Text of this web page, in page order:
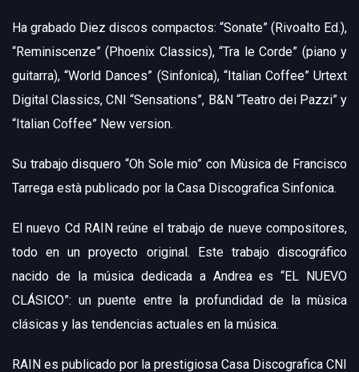
Ha grabado Diez discos compactos: “Sonate” (Rivoalto Ed.),
“Reminiscenze” (Phoenix Classics), “Tra le Corde” (piano y
guitarra), “World Dances” (Sinfonica), “Italian Coffee” Urtext
Digital Classics, CNI “Sensations”, B&N “Teatro dei Pazzi” y
“Italian Coffee” New version.
Su trabajo disquero “Oh Sole mio” con Mùsica de Francisco
Tarrega està publicado por la Casa Discografica Sinfonica.
El nuevo Cd RAIN reúne el trabajo de nueve compositores,
todo en un proyecto original. Este trabajo discográfico
nacido de la música dedicada a Andrea es “EL NUEVO
CLÁSICO”: un puente entre la profundidad de la mùsica
clásicas y las tendencias actuales en la música.
RAIN es publicado por la prestigiosa Casa Discografica CNI